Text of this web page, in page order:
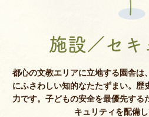
施設／セキ
都心の文教エリアに立地する園舎は
にふさわしい知的なたたずまい。歴
力です。子どもの安全を最優先する
キュリティを配備し